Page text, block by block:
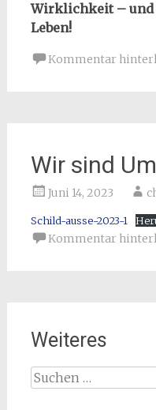
Wirklichkeit – und
Leben!
Kommentar
Wir sind
Juni 14, 2023
Schild-ausse-2023-1
Kommentar
Weiteres
Suchen